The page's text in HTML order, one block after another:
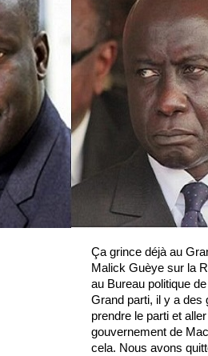
Ça grince déjà au
Malick Guèye sur la
au Bureau politique
Grand parti, il y a des
prendre le parti et
gouvernement de
cela. Nous avons